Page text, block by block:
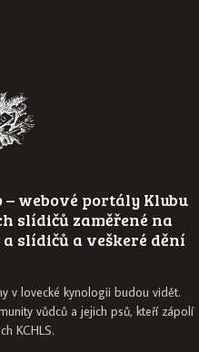
– webové portály Klubu
slídičů zaměřené na
slídičů a veškeré dění
v lovecké kynologii budou vidět.
vůdců a jejich psů, kteří zápolí
KCHLS.